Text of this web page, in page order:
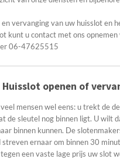
vervanging van uw huisslot en
kunt u contact met ons opnemen
06-47625515
Huisslot openen of
mensen wel eens: u trekt de
de sleutel nog binnen ligt. U wilt
binnen kunnen. De
streven ernaar om binnen 30
een vaste lage prijs uw slot